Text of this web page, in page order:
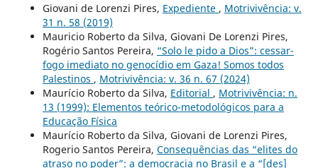
Giovani de Lorenzi Pires, Expediente , Motrivivência: v.
31 n. 58 (2019)
Mauricio Roberto da Silva, Giovani De Lorenzi Pires,
Rogério Santos Pereira, “Solo le pido a Dios”: cessar-
fogo imediato no genocídio em Gaza! Somos todos
Palestinos , Motrivivência: v. 36 n. 67 (2024)
Maurício Roberto da Silva, Editorial , Motrivivência: n.
13 (1999): Elementos teórico-metodológicos para a
Educação Física
Maurício Roberto da Silva, Giovani de Lorenzi Pires,
Rogerio Santos Pereira, Consequências das “elites do
atraso no poder”: a democracia no Brasil e a “[des]